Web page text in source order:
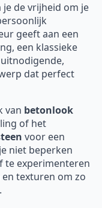
je de vrijheid om je
geeft aan een
een klassieke
dat perfect
van betonlook
of het
voor een
niet beperken
te experimenteren
texturen om zo